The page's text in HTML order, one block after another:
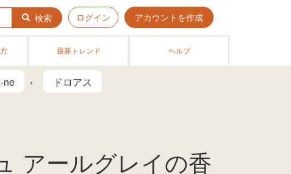
検索 ログイン アカウントを作成
最新トレンド ヘルプ
ne ドロアス
アールグレイの香